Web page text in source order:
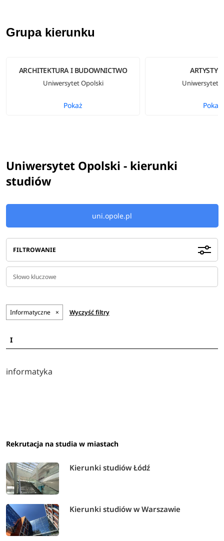
Grupa kierunku
ARCHITEKTURA I BUDOWNICTWO
Uniwersytet Opolski
Pokaż
Uniwersytet
Pokaż
Uniwersytet Opolski - kierunki
studiów
uni.opole.pl
FILTROWANIE
Informatyczne × Wyczyść filtry
I
informatyka
Rekrutacja na studia w miastach
Kierunki studiów Łódź
Kierunki studiów w Warszawie